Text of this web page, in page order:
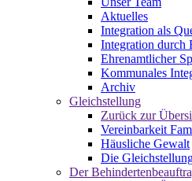
Aktuelles
Integration als
Integration durch
Ehrenamtlicher
Kommunales
Archiv
Gleichstellung
Zurück zur
Vereinbarkeit
Häusliche Gewalt
Die
Der